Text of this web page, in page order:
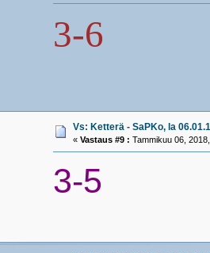
3-6
Vs: Ketterä - SaPKo, la
«Vastaus #9 : Tammikuu 06,
3-5